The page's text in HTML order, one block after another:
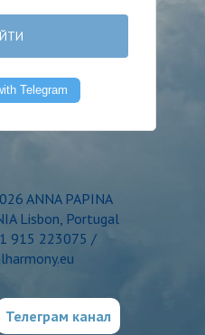
ANNA PAPINA
Lisbon, Portugal
915 223075 /
Телеграм канал